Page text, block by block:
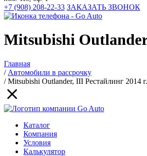
+7 (908) 208-22-33 ЗАКАЗАТЬ ЗВОНОК
Mitsubishi
Главная
/ Автомобили в рассрочку
/Mitsubishi Outlander, III Рестайлинг 2014
Каталог
Компания
Условия
Калькулятор